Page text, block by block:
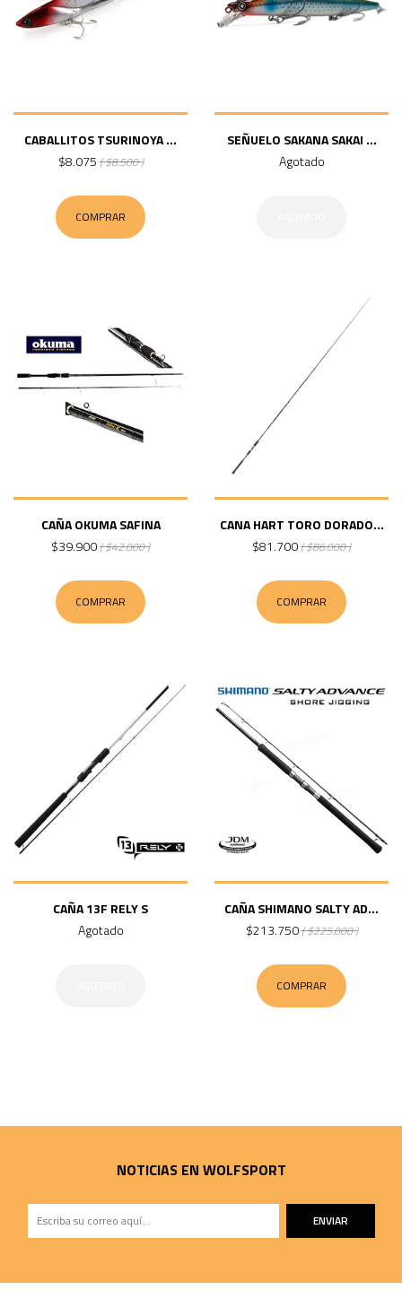
CABALLITOS TSURINOYA ...
$8.075( $8.500 )
COMPRAR
SEÑUELO SAKANA SAKAI ...
Agotado
CAÑA OKUMA SAFINA
$39.900( $42.000 )
COMPRAR
CANA HART TORO DORADO...
$81.700( $86.000 )
COMPRAR
CAÑA 13F RELY S
Agotado
CAÑA SHIMANO SALTY AD...
$213.750( $225.000 )
COMPRAR
NOTICIAS EN WOLFSPORT
ENVIAR